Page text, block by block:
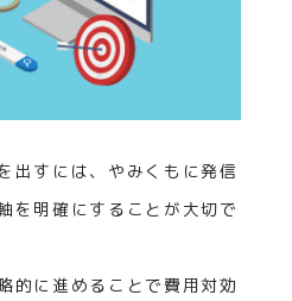
出すには、やみくもに発信
を明確にすることが大切で
的に進めることで費用対効